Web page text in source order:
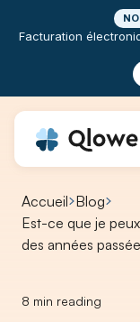
Facturation
Accueil Blog
Est-ce que je
des années
8 min reading